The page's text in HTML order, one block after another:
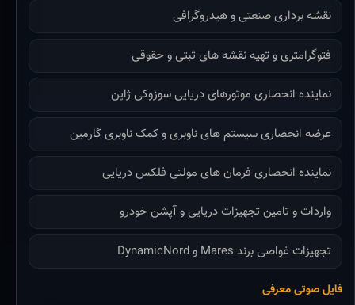
نقشه برداری صنعتی و هیدروگرافی
فتوگرامتری و تهیه نقشه های ثبتی و حقوقی
نماینده انحصاری موتورهای دریایی سوزوکی ژاپن
عرضه انحصاری سیستم های ناوبری و کمک ناوبری گارمین
نماینده انحصاری فرمان های مولتی فلکس دریایی
واردات و تامین تجهیزات دریایی و آپشن خودرو
تجهیزات غواصی برند Mares و DynamicNord
فایل صوتی معرفی